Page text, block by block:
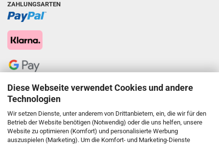
Diese Webseite verwendet Cookies und andere
Technologien
Wir setzen Dienste, unter anderem von Drittanbietern, ein, die wir für den
Betrieb der Website benötigen (Notwendig) oder die uns helfen, unsere
Website zu optimieren (Komfort) und personalisierte Werbung
auszuspielen (Marketing). Um die Komfort- und Marketing-Dienste
ZAHLUNGSARTEN